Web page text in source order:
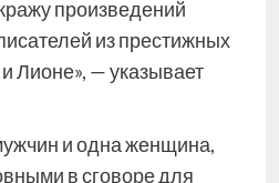
произведений
из престижных
Лионе», — указывает
и одна женщина,
в сговоре для